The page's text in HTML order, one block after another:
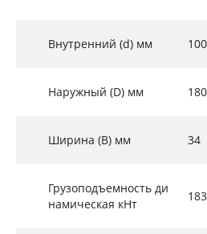
Внутренний (d) мм 100
Наружный (D) мм 180
Ширина (B) мм 34
Грузоподъемность ди
намическая кНт